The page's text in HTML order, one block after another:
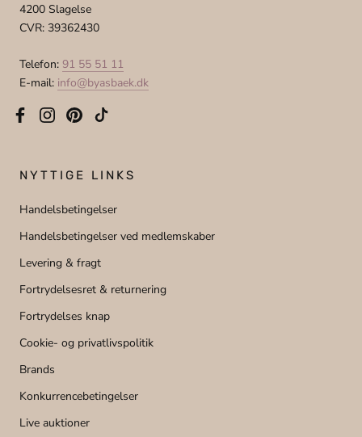
4200 Slagelse
CVR: 39362430
Telefon: 91 55 51 11
E-mail: info@byasbaek.dk
NYTTIGE LINKS
Handelsbetingelser
Handelsbetingelser ved medlemskaber
Levering & fragt
Fortrydelsesret & returnering
Fortrydelses knap
Cookie- og privatlivspolitik
Brands
Konkurrencebetingelser
Live auktioner